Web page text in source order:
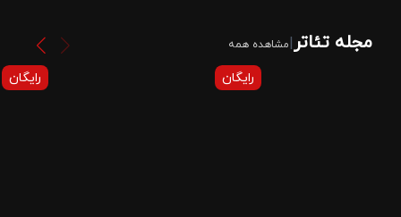
مجله تئاتر|مشاهده همه
رایگان رایگان